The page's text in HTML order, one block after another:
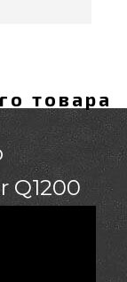
товара
Q1200